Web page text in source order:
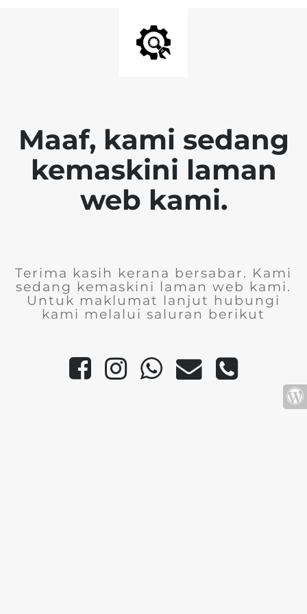
Maaf, kami sedang
kemaskini laman
web kami.
Terima kasih kerana bersabar. Kami
sedang kemaskini laman web kami.
Untuk maklumat lanjut hubungi
kami melalui saluran berikut